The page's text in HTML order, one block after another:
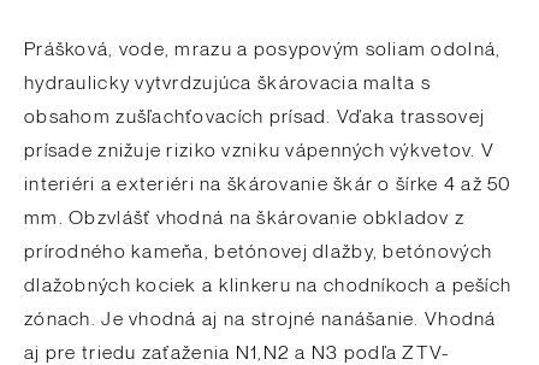
Prášková, vode, mrazu a posypovým soliam odolná,
hydraulicky vytvrdzujúca škárovacia malta s
obsahom zušľachťovacích prísad. Vďaka trassovej
prísade znižuje riziko vzniku vápenných výkvetov. V
interiéri a exteriéri na škárovanie škár o šírke 4 až 50
mm. Obzvlášť vhodná na škárovanie obkladov z
prírodného kameňa, betónovej dlažby, betónových
dlažobných kociek a klinkeru na chodníkoch a peších
zónach. Je vhodná aj na strojné nanášanie. Vhodná
aj pre triedu zaťaženia N1,N2 a N3 podľa ZTV-